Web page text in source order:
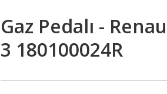
Gaz Pedalı -
3 180100024R